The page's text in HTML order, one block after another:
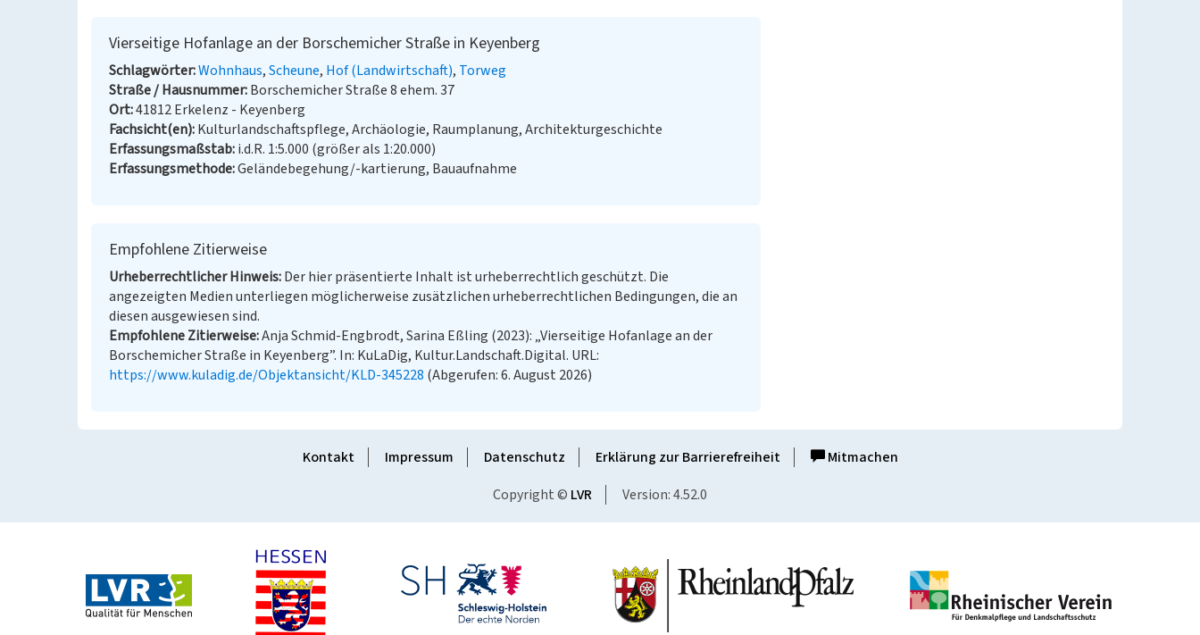
Vierseitige Hofanlage an der Borschemicher Straße in Keyenberg
Schlagwörter Wohnhaus Scheune Hof (Landwirtschaft) Torweg
Straße / Hausnummer Borschemicher Straße 8 ehem. 37
Ort 41812 Erkelenz - Keyenberg
Fachsicht(en) Kulturlandschaftspflege, Archäologie, Raumplanung, Architekturgeschichte
Erfassungsmaßstab i.d.R. 1:5.000 (größer als 1:20.000)
Erfassungsmethode Geländebegehung/-kartierung, Bauaufnahme
Empfohlene Zitierweise
Urheberrechtlicher Hinweis Der hier präsentierte Inhalt ist urheberrechtlich geschützt. Die
angezeigten Medien unterliegen möglicherweise zusätzlichen urheberrechtlichen Bedingungen, die an
diesen ausgewiesen sind.
Empfohlene Zitierweise Anja Schmid-Engbrodt, Sarina Eßling (2023): „Vierseitige Hofanlage an der
Borschemicher Straße in Keyenberg”. In: KuLaDig, Kultur.Landschaft.Digital. URL:
https://www.kuladig.de/Objektansicht/KLD-345228 (Abgerufen: 6. August 2026)
Kontakt Impressum Datenschutz Erklärung zur Barrierefreiheit
Mitmachen
Copyright © LVR Version: 4.52.0